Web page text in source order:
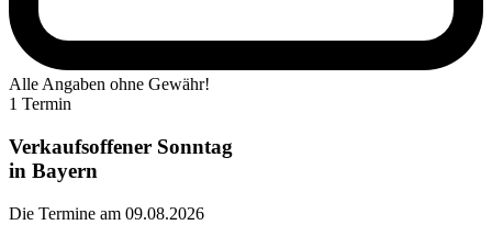
Alle Angaben ohne Gewähr!
1 Termin
Verkaufsoffener Sonntag
in Bayern
Die Termine am 09.08.2026